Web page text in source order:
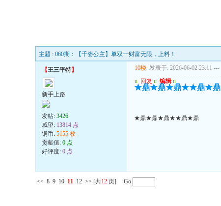
主题 : 060期：【千姿公主】单双━财富无限，上料！
【王三平特】
新手上路
发帖: 3426
威望: 13814 点
铜币: 5155 枚
贡献值: 0 点
好评度: 0 点
10楼 发表于: 2026-06-02 23:11 ---
u 回复 u 编辑 u
★鼎★鼎★鼎★★鼎★鼎
★鼎★鼎★鼎★★鼎★鼎
<< 8 9 10 11 12 >> [共12 页] Go